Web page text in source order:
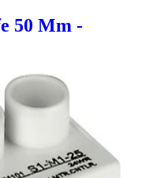
50 Mm -